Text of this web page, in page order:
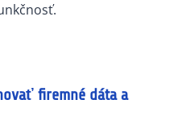
firemné dáta a